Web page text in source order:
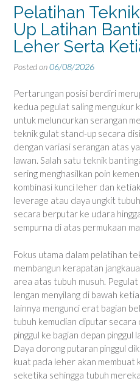
Pelatihan
Up Latihan
Leher Serta
Posted on06/08/2026
Pertarungan posisi berdiri
kedua pegulat saling mengukur
untuk meluncurkan serangan
teknik gulat stand-up secara
dengan variasi serangan atas
lawan. Salah satu teknik
sering menghasilkan poin
kombinasi kunci leher dan
leverage atau daya ungkit
secara berputar ke udara
sempurna di atas permukaan
Fokus utama dalam pelatihan
membangun kerapatan
area atas tubuh musuh.
lengan menyilang di bawah
lainnya mengunci erat bagian
tubuh kemudian diputar secara
pinggul ke bagian depan pinggul
Daya dorong putaran pinggul
kuat pada leher akan membuat
seketika sehingga tubuh